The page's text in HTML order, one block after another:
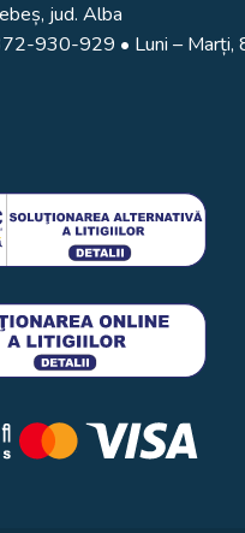
jud. Alba
930-929 • Luni – Marți,